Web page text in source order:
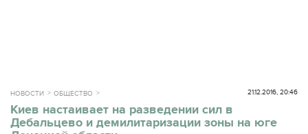
НОВОСТИ ОБЩЕСТВО 21.12.2016, 20:46
Киев настаивает на разведении сил в
Дебальцево и демилитаризации зоны на юге